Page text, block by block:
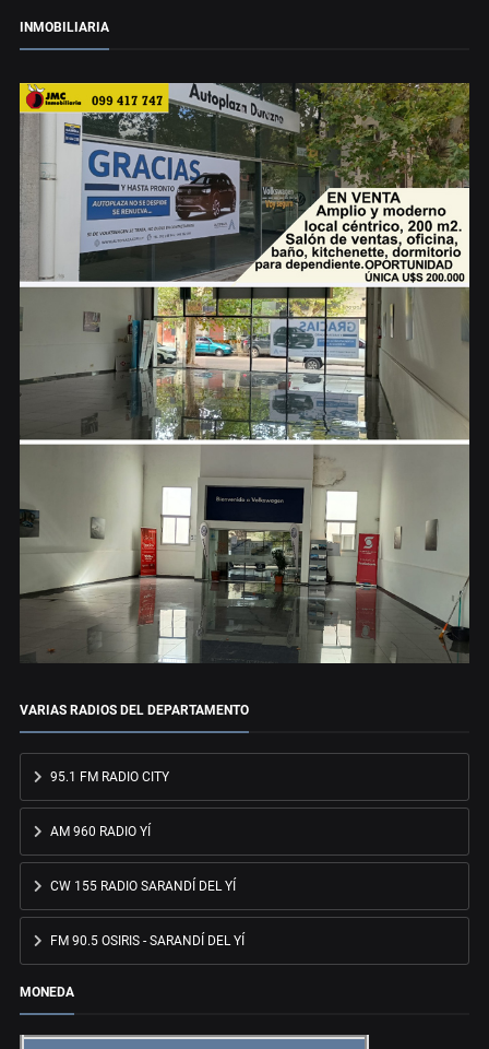
INMOBILIARIA
VARIAS RADIOS DEL DEPARTAMENTO
95.1 FM RADIO CITY
AM 960 RADIO YÍ
CW 155 RADIO SARANDÍ DEL YÍ
FM 90.5 OSIRIS - SARANDÍ DEL YÍ
MONEDA